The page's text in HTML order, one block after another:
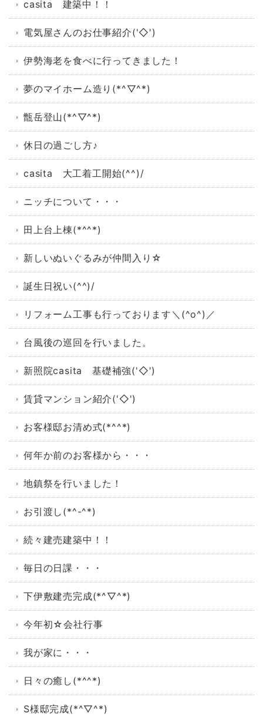
casita 建築中！！
電気屋さんのお仕事紹介('◇')ゞ
伊勢海老を食べに行ってきました！
夢のマイホーム造り(*^▽^*)
甑岳登山(*^▽^*)
休日の過ごし方♪
casita 大工着工開始(^^)/
ニッチについて・・・
田上台上棟(*^^*)
新しいぬいぐるみが仲間入り☆
誕生日祝い(^^)/
リフォーム工事も行っております＼(^o^)／
台風後の巡回を行いました。
新照院casita 基礎補強('◇')ゞ
賃貸マンション紹介('◇')ゞ
お客様邸お清め式(*^^*)
何年か前のお客様から・・・
地鎮祭を行いました！
お引渡し(*^-^*)
続々建売建築中！！
毎日の日課・・・
下伊敷建売完成(*^▽^*)
今年初☆会社行事
我が家に・・・
日々の癒し(*^^*)
S様邸完成(*^▽^*)